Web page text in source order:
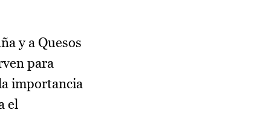
y a Quesos
para
importancia
el